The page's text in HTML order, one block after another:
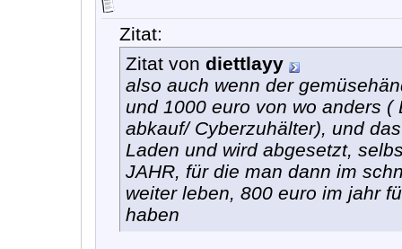
Zitat:
Zitat von diettlayy
also auch wenn der
und 1000 euro von wo anders
abkauf/ Cyberzuhälter), und
Laden und wird abgesetzt,
JAHR, für die man dann im
weiter leben, 800 euro im jahr
haben